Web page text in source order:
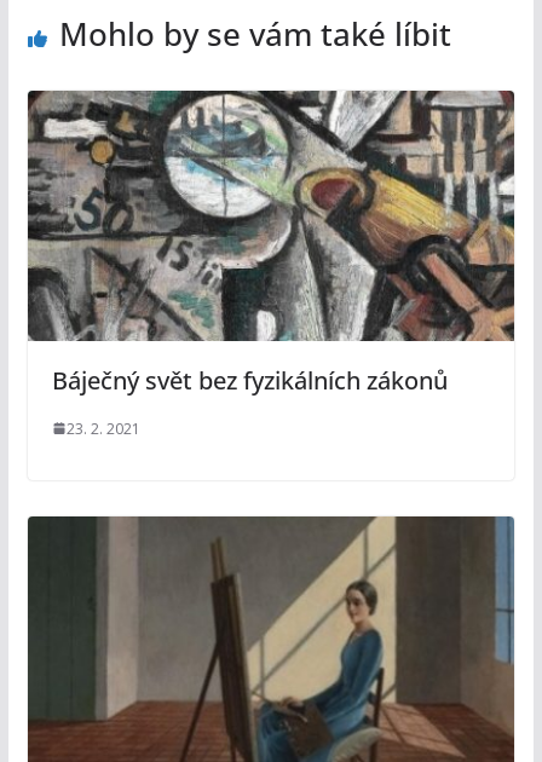
Mohlo by se vám také líbit
Báječný svět bez fyzikálních zákonů
23. 2. 2021